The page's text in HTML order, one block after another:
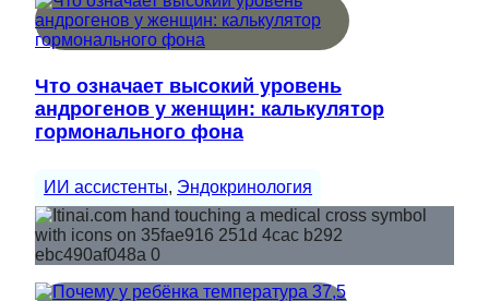
Что означает высокий уровень
андрогенов у женщин: калькулятор
гормонального фона
ИИ ассистенты, Эндокринология